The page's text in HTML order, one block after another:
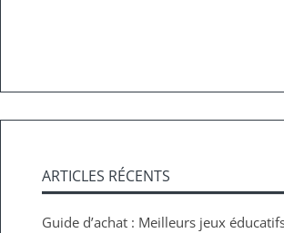
ARTICLES RÉCENTS
Guide d’achat : Meilleurs jeux